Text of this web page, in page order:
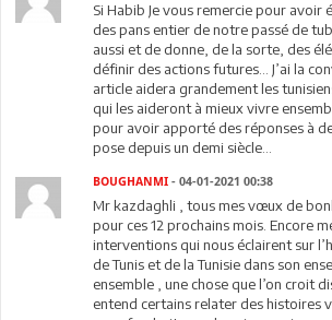
Si Habib Je vous remercie pour avoir
des pans entier de notre passé de
aussi et de donne, de la sorte, des
définir des actions futures... J’ai la
article aidera grandement les
qui les aideront à mieux vivre
pour avoir apporté des réponses à
pose depuis un demi siècle...
BOUGHANMI - 04-01-2021 00:38
Mr kazdaghli , tous mes vœux de
pour ces 12 prochains mois. Encore
interventions qui nous éclairent sur
de Tunis et de la Tunisie dans son
ensemble , une chose que l’on croit
entend certains relater des histoires